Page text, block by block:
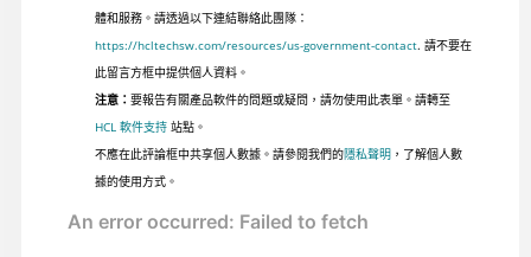
體和服務。請透過以下連結聯絡此團隊：
https://hcltechsw.com/resources/us-government-contact. 請不要在
此留言方框中提供個人資料。
注意： 要報告有關產品軟件的問題或疑問，請勿使用此表單。請轉至
HCL 軟件支持站點。
不應在此評論框中共享個人數據。請參閱我們的隱私聲明，了解個人數
據的使用方式。